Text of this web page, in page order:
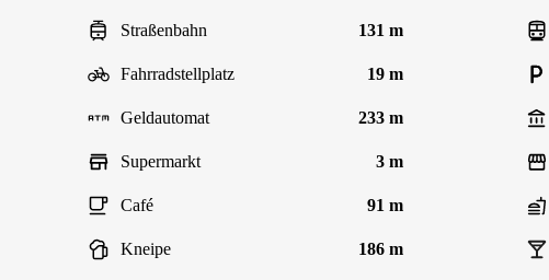
Straßenbahn 131 m
Fahrradstellplatz 19 m
Geldautomat 233 m
Supermarkt 3 m
Café 91 m
Kneipe 186 m